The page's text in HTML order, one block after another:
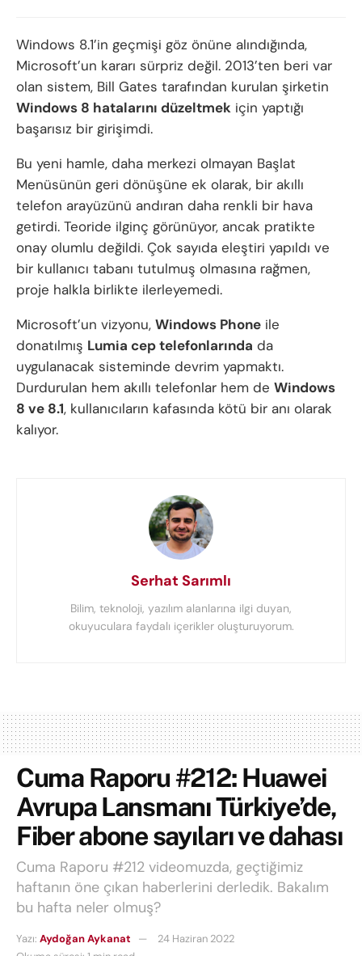
Windows 8.1’in geçmişi göz önüne alındığında,
Microsoft’un kararı sürpriz değil. 2013’ten beri var
olan sistem, Bill Gates tarafından kurulan şirketin
Windows 8 hatalarını düzeltmek için yaptığı
başarısız bir girişimdi.
Bu yeni hamle, daha merkezi olmayan Başlat
Menüsünün geri dönüşüne ek olarak, bir akıllı
telefon arayüzünü andıran daha renkli bir hava
getirdi. Teoride ilginç görünüyor, ancak pratikte
onay olumlu değildi. Çok sayıda eleştiri yapıldı ve
bir kullanıcı tabanı tutulmuş olmasına rağmen,
proje halkla birlikte ilerleyemedi.
Microsoft’un vizyonu, Windows Phone ile
donatılmış Lumia cep telefonlarında da
uygulanacak sisteminde devrim yapmaktı.
Durdurulan hem akıllı telefonlar hem de Windows
8 ve 8.1, kullanıcıların kafasında kötü bir anı olarak
kalıyor.
Serhat Sarımlı
Bilim, teknoloji, yazılım alanlarına ilgi duyan,
okuyuculara faydalı içerikler oluşturuyorum.
Cuma Raporu #212: Huawei
Avrupa Lansmanı Türkiye’de,
Fiber abone sayıları ve dahası
Cuma Raporu #212 videomuzda, geçtiğimiz
haftanın öne çıkan haberlerini derledik. Bakalım
bu hafta neler olmuş?
Yazı: Aydoğan Aykanat
24 Haziran 2022